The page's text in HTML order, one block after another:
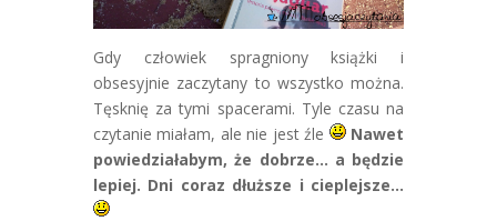
Gdy człowiek spragniony książki i
obsesyjnie zaczytany to wszystko można.
Tęsknię za tymi spacerami. Tyle czasu na
czytanie miałam, ale nie jest źle
Nawet
powiedziałabym, że dobrze… a będzie
lepiej. Dni coraz dłuższe i cieplejsze…